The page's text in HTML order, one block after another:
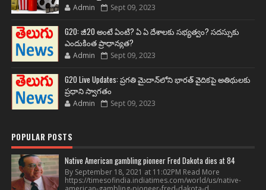
Admin Sept 09, 2023
G20: జీ20 అంటే ఏంటి? ఏ ఏ దేశాలకు సభ్యత్వం? సదస్సుకు
ఎందుకింత ప్రాధాన్యత?
Admin Sept 09, 2023
G20 Live Updates: ప్రగతి మైదాన్‌లోని భారత్ వైదికపై అతిథులకు
ప్రధాని స్వాగతం
Admin Sept 09, 2023
POPULAR POSTS
Native American gambling pioneer Fred Dakota dies at 84
By September 18, 2021 at 11:02PM Read More
https://timesofindia.indiatimes.com/world/us/native-